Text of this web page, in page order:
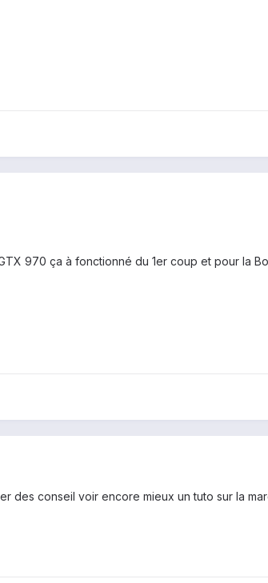
970 ça à fonctionné du 1er coup et pour la
des conseil voir encore mieux un tuto sur la